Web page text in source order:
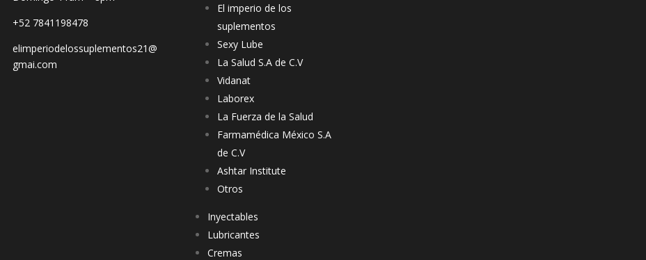
+52 7841198478
elimperiodelossuplementos21@
gmai.com
El imperio de los
suplementos
Sexy Lube
La Salud S.A de C.V
Vidanat
Laborex
La Fuerza de la Salud
Farmamédica México S.A
de C.V
Ashtar Institute
Otros
Inyectables
Lubricantes
Cremas